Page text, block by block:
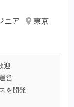
ニア
東京
迎
営
を開発